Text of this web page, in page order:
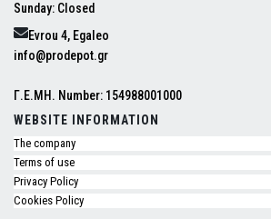
Sunday: Closed
Evrou 4, Egaleo
info@prodepot.gr
Γ.Ε.ΜΗ. Number: 154988001000
WEBSITE INFORMATION
The company
Terms of use
Privacy Policy
Cookies Policy